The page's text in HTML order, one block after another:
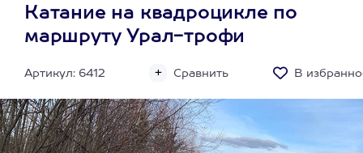
Катание на квадроцикле по
маршруту Урал-трофи
Артикул: 6412 Сравнить В